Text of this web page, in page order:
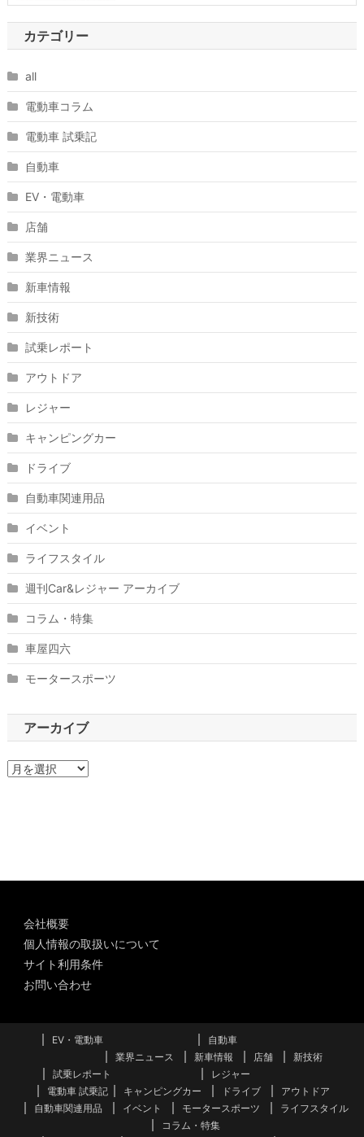
カテゴリー
all
電動車コラム
電動車 試乗記
自動車
EV・電動車
店舗
業界ニュース
新車情報
新技術
試乗レポート
アウトドア
レジャー
キャンピングカー
ドライブ
自動車関連用品
イベント
ライフスタイル
週刊Car&レジャー アーカイブ
コラム・特集
車屋四六
モータースポーツ
アーカイブ
ア
会社概要
個人情報の取扱いについて
サイト利用条件
お問い合わせ
EV・電動車
自動車
業界ニュース
新車情報 店舗
新技術
試乗レポート
電動車 試乗記
レジャー
キャンピングカー
ドライブ
アウトドア
自動車関連用品
イベント モータースポーツ
ライフスタイル
コラム・特集